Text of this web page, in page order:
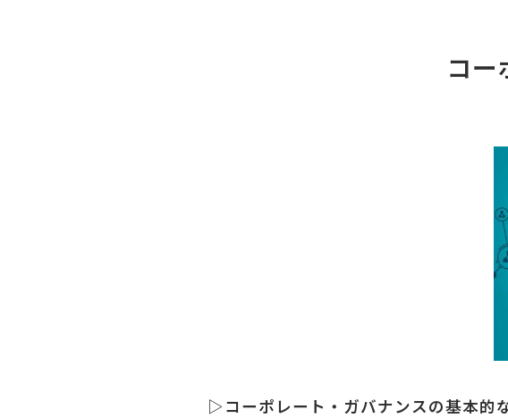
OLDAS（オルダス）の概要
コ
▷コーポレート・ガバナンスの基本的